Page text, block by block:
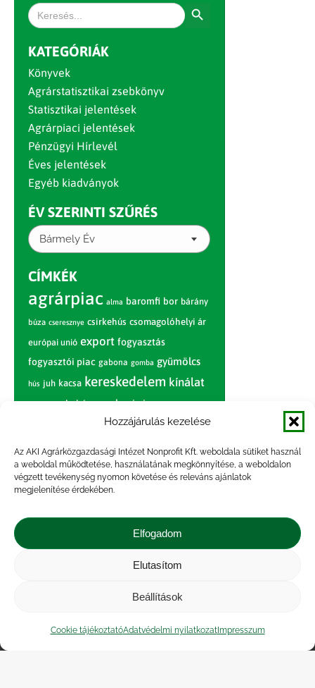
Hozzájárulás kezelése
Az AKI Agrárközgazdasági Intézet Nonprofit Kft. weboldala sütiket használ
a weboldal működtetése, használatának megkönnyítése, a weboldalon
végzett tevékenység nyomon követése és releváns ajánlatok
megjelenítése érdekében.
Elfogadom
Elutasítom
Beállítások
Cookie tájékoztatóAdatvédelmi nyilatkozatImpresszum
Search
for:
KATEGÓRIÁK
Könyvek
Agrárstatisztikai zsebkönyv
Statisztikai jelentések
Agrárpiaci jelentések
Pénzügyi Hírlevél
Éves jelentések
Egyéb kiadványok
ÉV SZERINTI SZŰRÉS
Bármely Év
CÍMKÉK
agrárpiac alma baromfi bor bárány
búza cseresznye csirkehús csomagolóhelyi ár
európai unió export fogyasztás
fogyasztói piac gabona gomba gyümölcs
hús juh kacsa kereskedelem kínálat
körte marhahús nagybani piac narancs
nemzetközi árinformációk
paradicsom piac piaci jelentés
pulyka pulykahús sertés sertéshús
szarvasmarha termelés
termelői
zöldség árak
átlagárértékesítési ár
Közérdekű adatok
| Adatvédelmi nyilatkozat
|